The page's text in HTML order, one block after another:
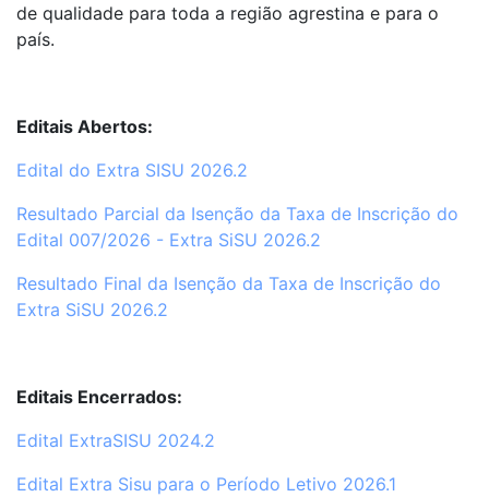
de qualidade para toda a região agrestina e para o
país.
Editais Abertos:
Edital do Extra SISU 2026.2
Resultado Parcial da Isenção da Taxa de Inscrição do
Edital 007/2026 - Extra SiSU 2026.2
Resultado Final da Isenção da Taxa de Inscrição do
Extra SiSU 2026.2
Editais Encerrados:
Edital ExtraSISU 2024.2
Edital Extra Sisu para o Período Letivo 2026.1